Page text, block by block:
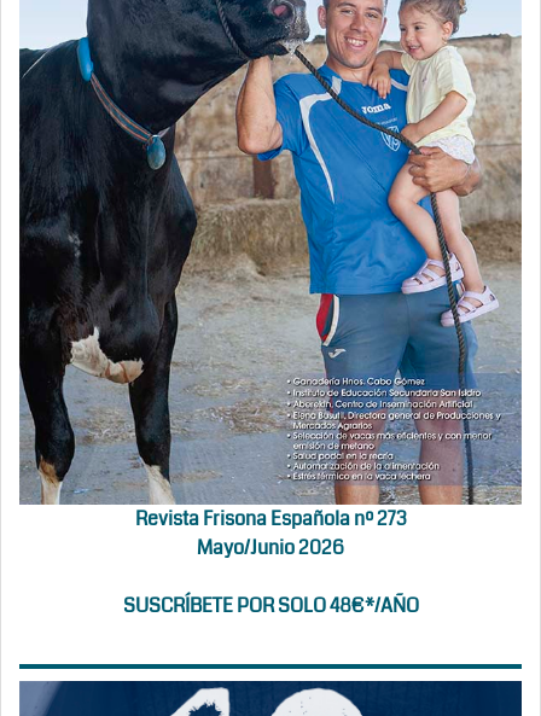
Revista Frisona Española nº 273
Mayo/Junio 2026
SUSCRÍBETE POR SOLO 48€*/AÑO